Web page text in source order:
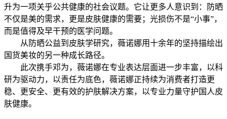
升为一项关乎公共健康的社会议题。它让更多人意识到：防晒
不仅是美的需求，更是皮肤健康的需要；光损伤不是“小事”，
而是值得及早干预的医学问题。
从防晒公益到皮肤学研究，薇诺娜用十余年的坚持描绘出
国货美妆的另一种成长路径。
此次携手邓为，薇诺娜在专业表达层面进一步丰富，以科
研为驱动力，以责任为底色，薇诺娜正持续为消费者打造更
稳、更安全、更有效的护肤解决方案，以专业力量守护国人皮
肤健康。